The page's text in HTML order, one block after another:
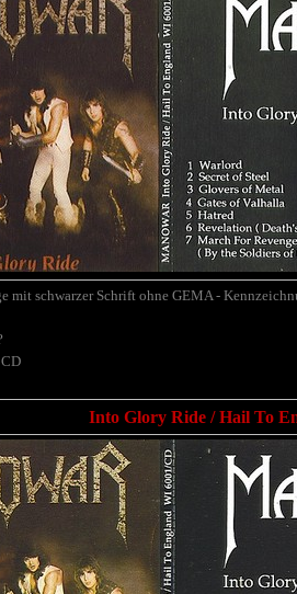
mit schwarzer Schrift ohne GEMA -
Into Glory Ride / Hail To